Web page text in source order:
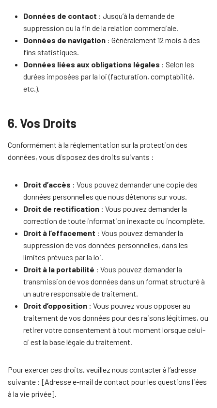
Données de contact : Jusqu’à la demande de
suppression ou la fin de la relation commerciale.
Données de navigation : Généralement 12 mois à des
fins statistiques.
Données liées aux obligations légales : Selon les
durées imposées par la loi (facturation, comptabilité,
etc.).
6. Vos Droits
Conformément à la réglementation sur la protection des
données, vous disposez des droits suivants :
Droit d’accès : Vous pouvez demander une copie des
données personnelles que nous détenons sur vous.
Droit de rectification : Vous pouvez demander la
correction de toute information inexacte ou incomplète.
Droit à l’effacement : Vous pouvez demander la
suppression de vos données personnelles, dans les
limites prévues par la loi.
Droit à la portabilité : Vous pouvez demander la
transmission de vos données dans un format structuré à
un autre responsable de traitement.
Droit d’opposition : Vous pouvez vous opposer au
traitement de vos données pour des raisons légitimes, ou
retirer votre consentement à tout moment lorsque celui-
ci est la base légale du traitement.
Pour exercer ces droits, veuillez nous contacter à l’adresse
suivante : [Adresse e-mail de contact pour les questions liées
à la vie privée].